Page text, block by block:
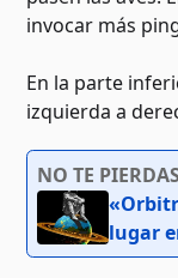
invocar más
En la parte
izquierda a
NO TE PIERDAS
lugar